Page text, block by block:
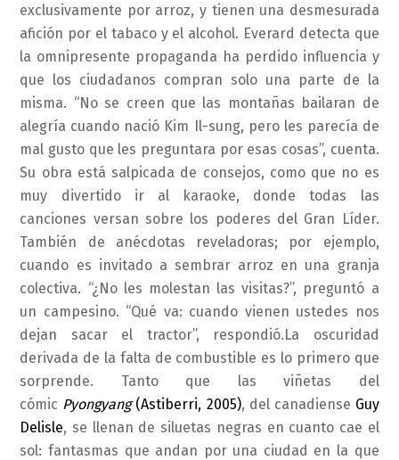
exclusivamente por arroz, y tienen una desmesurada
afición por el tabaco y el alcohol. Everard detecta que
la omnipresente propaganda ha perdido influencia y
que los ciudadanos compran solo una parte de la
misma. “No se creen que las montañas bailaran de
alegría cuando nació Kim Il-sung, pero les parecía de
mal gusto que les preguntara por esas cosas”, cuenta.
Su obra está salpicada de consejos, como que no es
muy divertido ir al karaoke, donde todas las
canciones versan sobre los poderes del Gran Líder.
También de anécdotas reveladoras; por ejemplo,
cuando es invitado a sembrar arroz en una granja
colectiva. “¿No les molestan las visitas?”, preguntó a
un campesino. “Qué va: cuando vienen ustedes nos
dejan sacar el tractor”, respondió.La oscuridad
derivada de la falta de combustible es lo primero que
sorprende. Tanto que las viñetas del
cómic Pyongyang(Astiberri, 2005), del canadiense Guy
Delisle, se llenan de siluetas negras en cuanto cae el
sol: fantasmas que andan por una ciudad en la que